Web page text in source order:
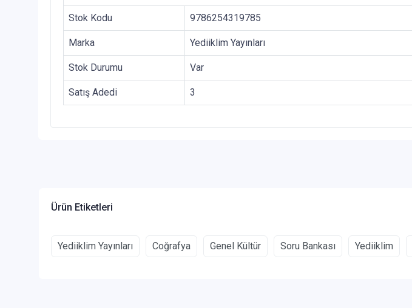
Stok Kodu 9786254319785
Marka Yediiklim Yayınları
Stok Durumu Var
Satış Adedi 3
Ürün Etiketleri
Yediiklim Yayınları Coğrafya Genel Kültür Soru Bankası Yediiklim